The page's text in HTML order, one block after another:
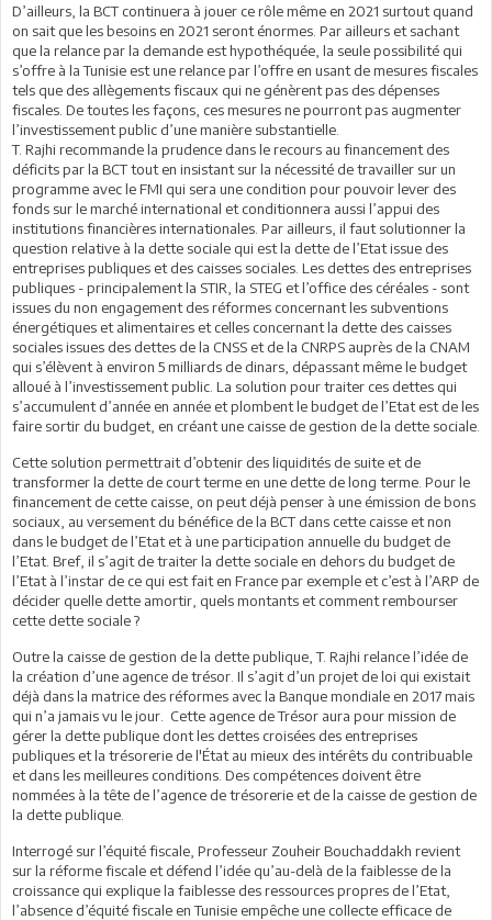
D’ailleurs, la BCT continuera à jouer ce rôle même en 2021 surtout quand
on sait que les besoins en 2021 seront énormes. Par ailleurs et sachant
que la relance par la demande est hypothéquée, la seule possibilité qui
s’offre à la Tunisie est une relance par l’offre en usant de mesures fiscales
tels que des allègements fiscaux qui ne génèrent pas des dépenses
fiscales. De toutes les façons, ces mesures ne pourront pas augmenter
l’investissement public d’une manière substantielle.
T. Rajhi recommande la prudence dans le recours au financement des
déficits par la BCT tout en insistant sur la nécessité de travailler sur un
programme avec le FMI qui sera une condition pour pouvoir lever des
fonds sur le marché international et conditionnera aussi l’appui des
institutions financières internationales. Par ailleurs, il faut solutionner la
question relative à la dette sociale qui est la dette de l’Etat issue des
entreprises publiques et des caisses sociales. Les dettes des entreprises
publiques - principalement la STIR, la STEG et l’office des céréales - sont
issues du non engagement des réformes concernant les subventions
énergétiques et alimentaires et celles concernant la dette des caisses
sociales issues des dettes de la CNSS et de la CNRPS auprès de la CNAM
qui s’élèvent à environ 5 milliards de dinars, dépassant même le budget
alloué à l’investissement public. La solution pour traiter ces dettes qui
s’accumulent d’année en année et plombent le budget de l’Etat est de les
faire sortir du budget, en créant une caisse de gestion de la dette sociale.
Cette solution permettrait d’obtenir des liquidités de suite et de
transformer la dette de court terme en une dette de long terme. Pour le
financement de cette caisse, on peut déjà penser à une émission de bons
sociaux, au versement du bénéfice de la BCT dans cette caisse et non
dans le budget de l’Etat et à une participation annuelle du budget de
l’Etat. Bref, il s’agit de traiter la dette sociale en dehors du budget de
l’Etat à l’instar de ce qui est fait en France par exemple et c’est à l’ARP de
décider quelle dette amortir, quels montants et comment rembourser
cette dette sociale ?
Outre la caisse de gestion de la dette publique, T. Rajhi relance l’idée de
la création d’une agence de trésor. Il s’agit d’un projet de loi qui existait
déjà dans la matrice des réformes avec la Banque mondiale en 2017 mais
qui n’a jamais vu le jour. Cette agence de Trésor aura pour mission de
gérer la dette publique dont les dettes croisées des entreprises
publiques et la trésorerie de l'État au mieux des intérêts du contribuable
et dans les meilleures conditions. Des compétences doivent être
nommées à la tête de l’agence de trésorerie et de la caisse de gestion de
la dette publique.
Interrogé sur l’équité fiscale, Professeur Zouheir Bouchaddakh revient
sur la réforme fiscale et défend l’idée qu’au-delà de la faiblesse de la
croissance qui explique la faiblesse des ressources propres de l’Etat,
l’absence d’équité fiscale en Tunisie empêche une collecte efficace de